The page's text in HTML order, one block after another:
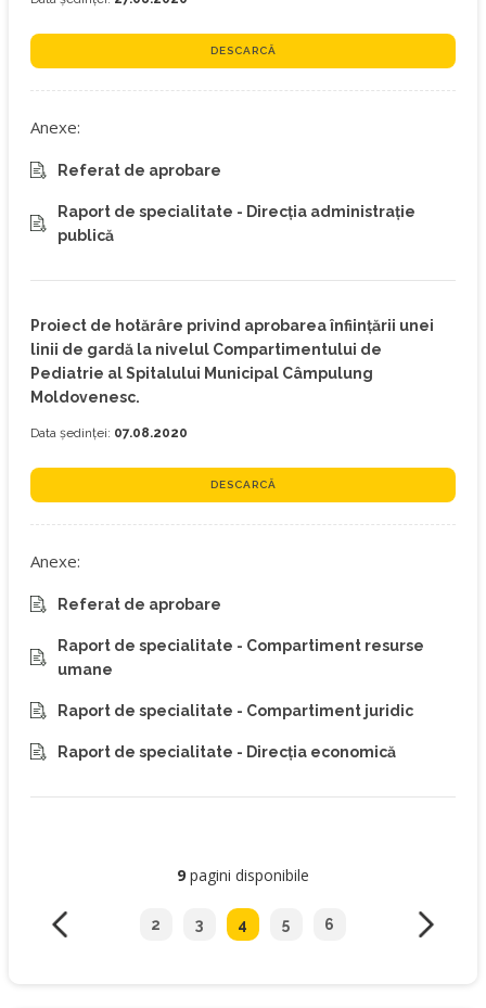
DESCARCĂ
Anexe:
Referat de aprobare
Raport de specialitate - Direcția administrație
publică
Proiect de hotărâre privind aprobarea înființării unei
linii de gardă la nivelul Compartimentului de
Pediatrie al Spitalului Municipal Câmpulung
Moldovenesc.
Data ședinței: 07.08.2020
DESCARCĂ
Anexe:
Referat de aprobare
Raport de specialitate - Compartiment resurse
umane
Raport de specialitate - Compartiment juridic
Raport de specialitate - Direcția economică
9 pagini disponibile
2 3 4 5 6